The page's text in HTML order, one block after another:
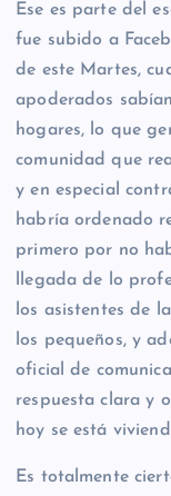
Ese es parte del
fue subido a
de este Martes,
apoderados
hogares, lo que
comunidad que
y en especial
habría ordenado
primero por no
llegada de lo
los asistentes de
los pequeños, y
oficial de
respuesta clara y
hoy se está
Es totalmente